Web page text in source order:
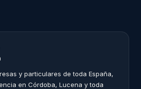
y particulares de toda España,
en Córdoba, Lucena y toda